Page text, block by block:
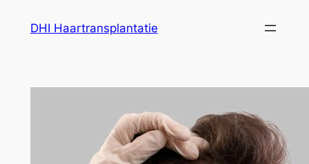
DHI Haartransplantatie